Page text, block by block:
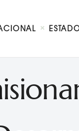
Nacional
Especial
Contacto